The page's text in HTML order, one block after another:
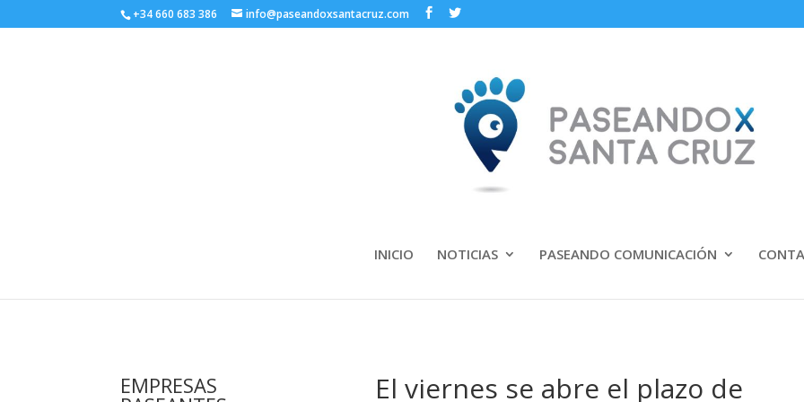
+34 660 683 386 info@paseandoxsantacruz.com
INICIO NOTICIAS PASEANDO COMUNICACIÓN
EMPRESAS El viernes se abre el plazo de